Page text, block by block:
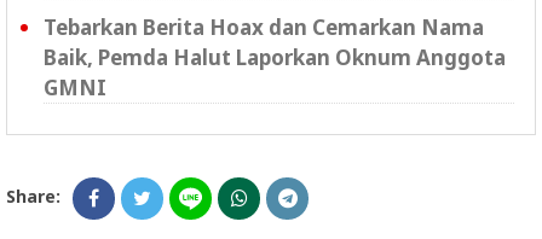
Tebarkan Berita Hoax dan Cemarkan Nama
Baik, Pemda Halut Laporkan Oknum Anggota
GMNI
Share: